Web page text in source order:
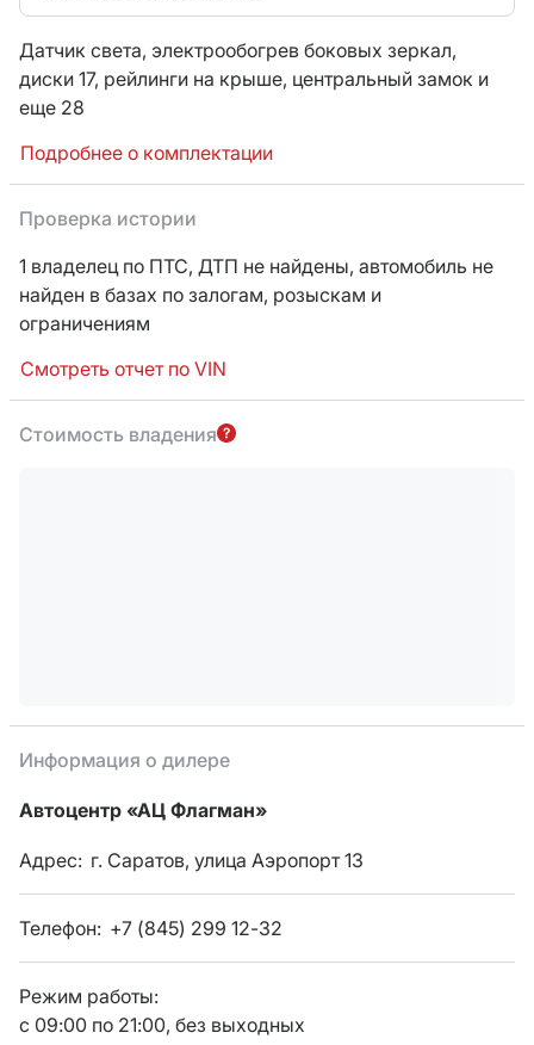
Датчик света, электрообогрев боковых зеркал,
диски 17, рейлинги на крыше, центральный замок и
еще 28
Подробнее о комплектации
Проверка истории
1 владелец по ПТС, ДТП не найдены, автомобиль не
найден в базах по залогам, розыскам и
ограничениям
Смотреть отчет по VIN
Стоимость владения
Информация о дилере
Автоцентр «АЦ Флагман»
Адрес: г. Саратов, улица Аэропорт 13
Телефон: +7 (845) 299 12-32
Режим работы:
с 09:00 по 21:00, без выходных